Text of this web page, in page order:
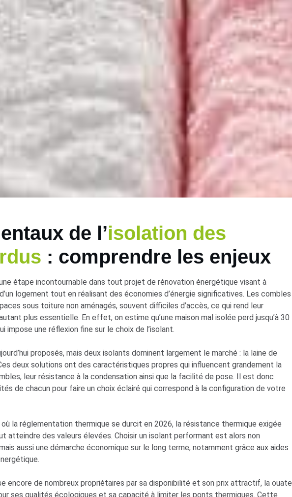
de l’isolation des
: comprendre les enjeux
étape incontournable dans tout projet de rénovation énergétique visant à
logement tout en réalisant des économies d’énergie significatives. Les combles
sous toiture non aménagés, souvent difficiles d’accès, ce qui rend leur
plus essentielle. En effet, on estime qu’une maison mal isolée perd jusqu’à 30
impose une réflexion fine sur le choix de l’isolant.
proposés, mais deux isolants dominent largement le marché : la laine de
deux solutions ont des caractéristiques propres qui influencent grandement la
leur résistance à la condensation ainsi que la facilité de pose. Il est donc
de chacun pour faire un choix éclairé qui correspond à la configuration de votre
la réglementation thermique se durcit en 2026, la résistance thermique exigée
atteindre des valeurs élevées. Choisir un isolant performant est alors non
aussi une démarche économique sur le long terme, notamment grâce aux aides
encore de nombreux propriétaires par sa disponibilité et son prix attractif, la ouate
ses qualités écologiques et sa capacité à limiter les ponts thermiques. Cette